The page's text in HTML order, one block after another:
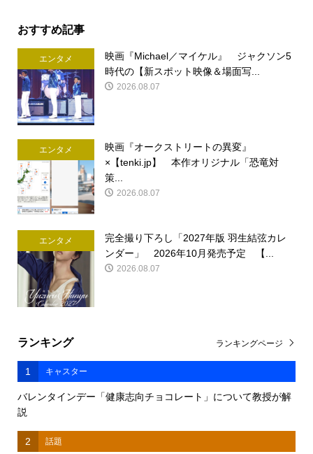
おすすめ記事
エンタメ
映画『Michael／マイケル』 ジャクソン5
時代の【新スポット映像＆場面写...
2026.08.07
エンタメ
映画『オークストリートの異変』
×【tenki.jp】 本作オリジナル「恐竜対
策...
2026.08.07
エンタメ
完全撮り下ろし「2027年版 羽生結弦カレ
ンダー」 2026年10月発売予定 【...
2026.08.07
ランキング
1 キャスター
バレンタインデー「健康志向チョコレート」について教授が解
説
2 話題
ランキングページ